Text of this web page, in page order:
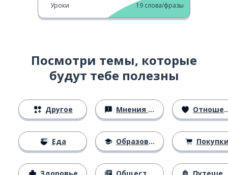
Уроки 19 слова/фразы
Посмотри темы, которые
будут тебе полезны
Другое
Еда
Мнения и убеждения
Образование
Отношения